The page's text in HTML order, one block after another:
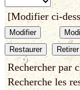
[Modifier ci-
Modifier
Restaurer
Retirer
Rechercher par
Recherche les